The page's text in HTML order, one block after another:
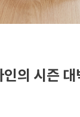
의 시즌 대